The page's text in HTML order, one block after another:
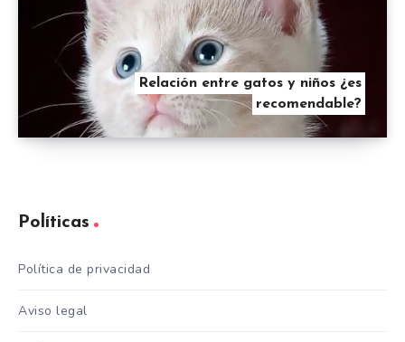
Relación entre gatos y niños ¿es
recomendable?
Políticas
Política de privacidad
Aviso legal